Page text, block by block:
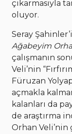
çıkarmasıyla
oluyor.
Seray
Ağabeyim
çalışmanın
Veli’nin
Füruzan
açmakla
kalanları da
de araştırma
Orhan